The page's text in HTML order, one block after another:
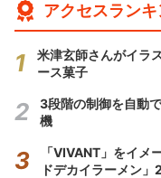
アクセスラン
米津玄師さんがイラ
ース菓子
3段階の制御を自動
機
「VIVANT」をイ
ドデカイラーメン」